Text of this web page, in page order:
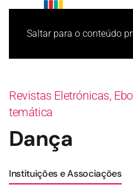
Saltar para o conteúdo
Revistas Eletrónicas,
temática
Dança
Instituições e Associações